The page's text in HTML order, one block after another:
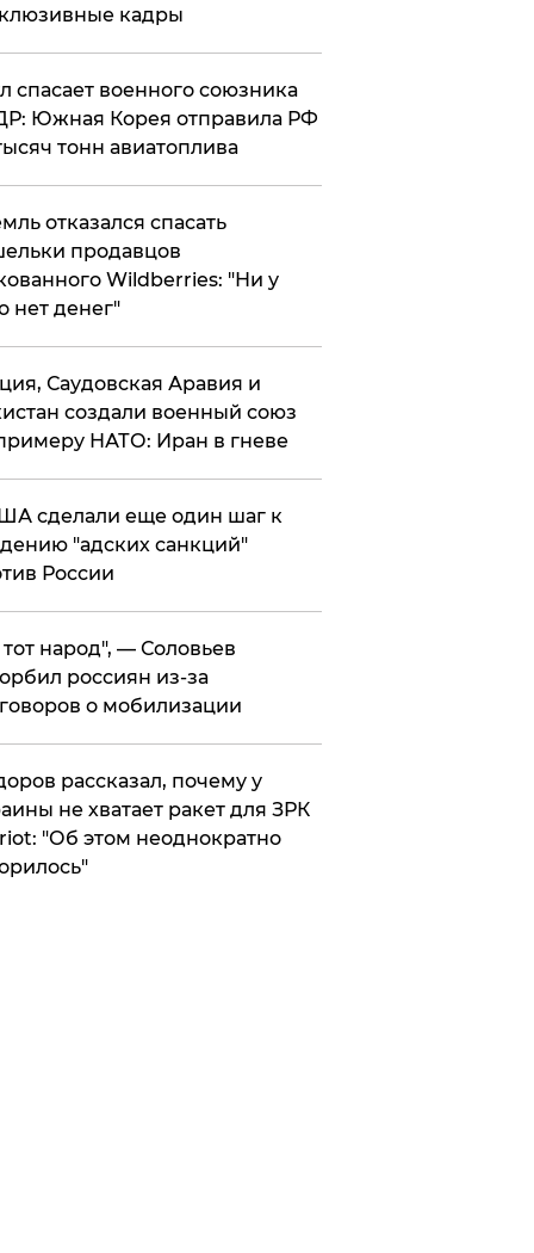
кадры
спасает военного союзника
Южная Корея отправила РФ
тонн авиатоплива
отказался спасать
продавцов
Wildberries: "Ни у
нет денег"
Саудовская Аравия и
создали военный союз
НАТО: Иран в гневе
сделали еще один шаг к
"адских санкций"
России
народ", — Соловьев
россиян из-за
о мобилизации
рассказал, почему у
не хватает ракет для ЗРК
"Об этом неоднократно